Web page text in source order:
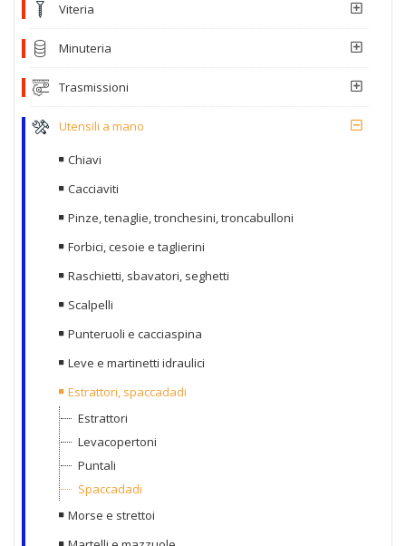
Viteria
Minuteria
Trasmissioni
Utensili a mano
Chiavi
Cacciaviti
Pinze, tenaglie, tronchesini, troncabulloni
Forbici, cesoie e taglierini
Raschietti, sbavatori, seghetti
Scalpelli
Punteruoli e cacciaspina
Leve e martinetti idraulici
Estrattori, spaccadadi
Estrattori
Levacopertoni
Puntali
Spaccadadi
Morse e strettoi